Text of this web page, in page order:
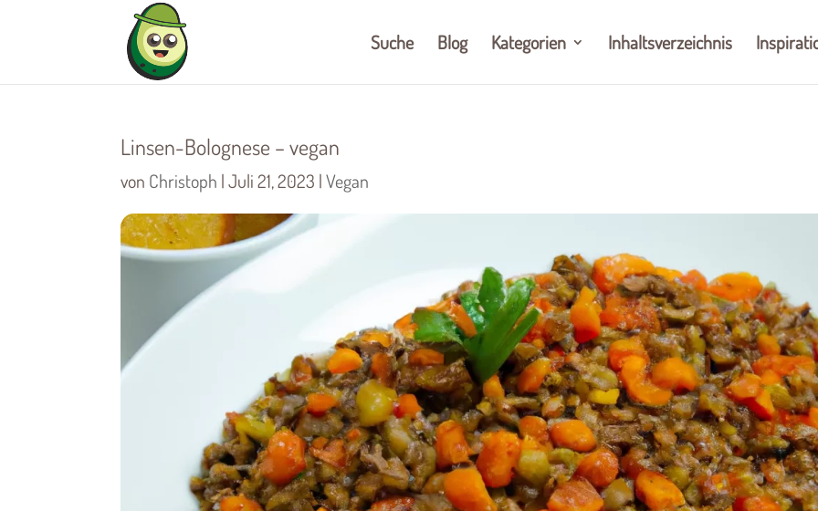
Suche Blog Kategorien Inhaltsverzeichnis
Linsen-Bolognese – vegan
von Christoph |Juli 21, 2023 |Vegan